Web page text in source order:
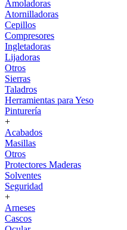
Amoladoras
Atornilladoras
Cepillos
Compresores
Ingletadoras
Lijadoras
Otros
Sierras
Taladros
Herramientas para Yeso
Pinturería
+
Acabados
Masillas
Otros
Protectores Maderas
Solventes
Seguridad
+
Arneses
Cascos